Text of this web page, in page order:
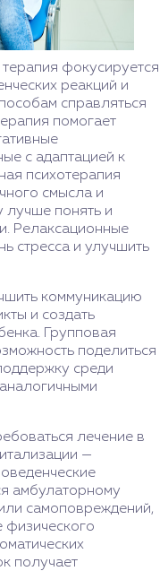
фокусируется
реакций и
справляться
помогает
с адаптацией к
психотерапия
смысла и
лучше понять и
Релаксационные
стресса и улучшить
коммуникацию
и создать
Групповая
поделиться
среди
лечение в
—
амбулаторному
самоповреждений,
физического
получает